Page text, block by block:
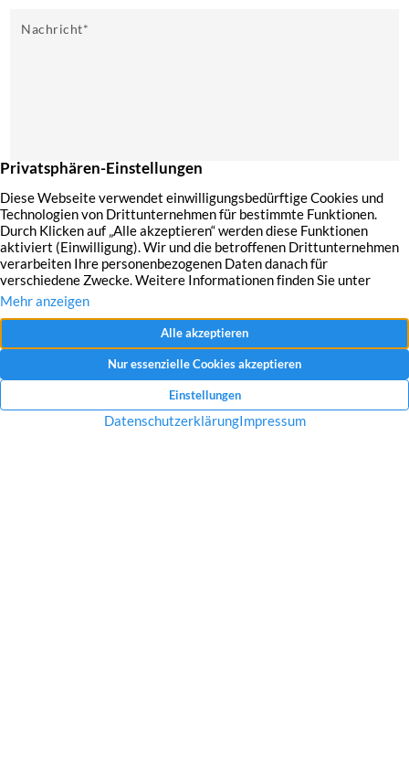
Nachricht*
Mit dem Absenden Ihrer Anfrage erklären Sie sich mit der Erfassung, Speicherung
und Verwendung Ihrer angegebenen Daten zum Zweck der Bearbeitung Ihrer
Datenschutzerklärung und Widerrufshinweise